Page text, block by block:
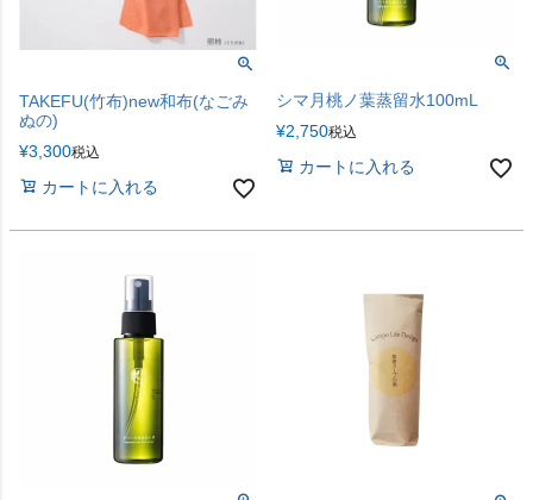
TAKEFU(竹布)new和布(なごみ
ぬの)
¥3,300税込
カートに入れる
シマ月桃ノ葉蒸留水100mL
¥2,750税込
カートに入れる